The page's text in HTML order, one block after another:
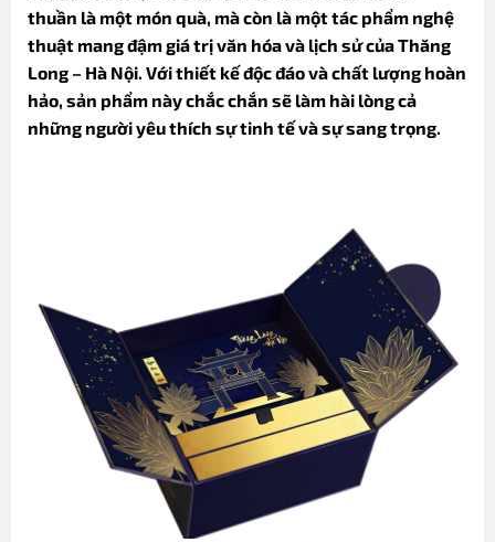
thuần là một món quà, mà còn là một tác phẩm nghệ
thuật mang đậm giá trị văn hóa và lịch sử của Thăng
Long – Hà Nội. Với thiết kế độc đáo và chất lượng hoàn
hảo, sản phẩm này chắc chắn sẽ làm hài lòng cả
những người yêu thích sự tinh tế và sự sang trọng.